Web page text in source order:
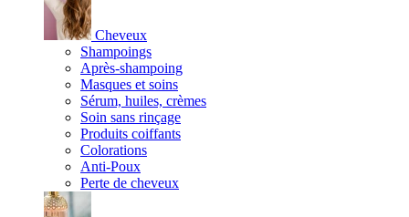
Cheveux
Shampoings
Après-shampoing
Masques et soins
Sérum, huiles, crèmes
Soin sans rinçage
Produits coiffants
Colorations
Anti-Poux
Perte de cheveux